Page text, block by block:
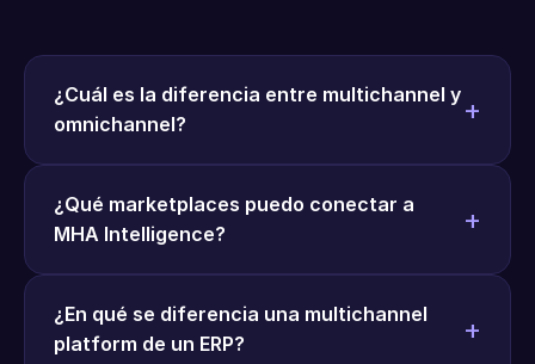
¿Cuál es la diferencia entre multichannel y
omnichannel?
¿Qué marketplaces puedo conectar a
MHA Intelligence?
¿En qué se diferencia una multichannel
platform de un ERP?